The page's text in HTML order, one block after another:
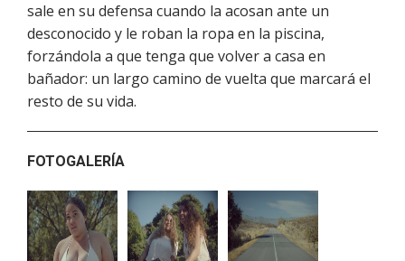
sale en su defensa cuando la acosan ante un
desconocido y le roban la ropa en la piscina,
forzándola a que tenga que volver a casa en
bañador: un largo camino de vuelta que marcará el
resto de su vida.
FOTOGALERÍA